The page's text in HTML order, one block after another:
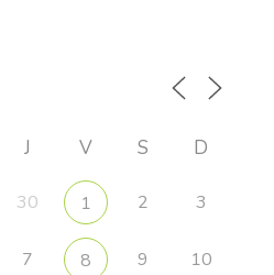
J V S D
30 1 2 3
7 8 9 10